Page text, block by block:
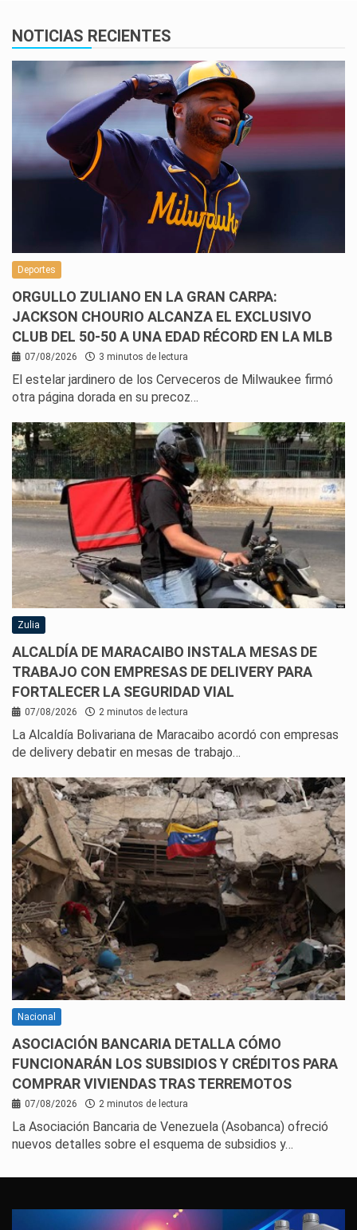
NOTICIAS RECIENTES
Deportes
ORGULLO ZULIANO EN LA GRAN CARPA:
JACKSON CHOURIO ALCANZA EL EXCLUSIVO
CLUB DEL 50-50 A UNA EDAD RÉCORD EN LA MLB
07/08/2026 3 minutos de lectura
El estelar jardinero de los Cerveceros de Milwaukee firmó
otra página dorada en su precoz…
Zulia
ALCALDÍA DE MARACAIBO INSTALA MESAS DE
TRABAJO CON EMPRESAS DE DELIVERY PARA
FORTALECER LA SEGURIDAD VIAL
07/08/2026 2 minutos de lectura
La Alcaldía Bolivariana de Maracaibo acordó con empresas
de delivery debatir en mesas de trabajo…
Nacional
ASOCIACIÓN BANCARIA DETALLA CÓMO
FUNCIONARÁN LOS SUBSIDIOS Y CRÉDITOS PARA
COMPRAR VIVIENDAS TRAS TERREMOTOS
07/08/2026 2 minutos de lectura
La Asociación Bancaria de Venezuela (Asobanca) ofreció
nuevos detalles sobre el esquema de subsidios y…